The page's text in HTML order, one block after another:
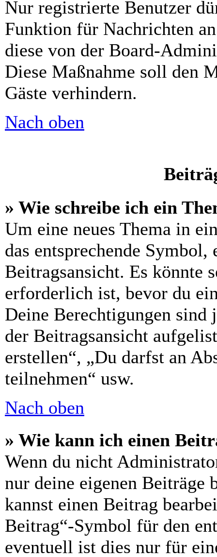
Nur registrierte Benutzer
Funktion für Nachrichten
diese von der Board-
Diese Maßnahme soll den
Gäste verhindern.
Nach oben
» Wie schreibe ich ein
Um eine neues Thema in
das entsprechende
Beitragsansicht. Es könnte
erforderlich ist, bevor du
Deine Berechtigungen sind
der Beitragsansicht
erstellen“, „Du darfst an
teilnehmen“ usw.
Nach oben
» Wie kann ich einen
Wenn du nicht
nur deine eigenen Beiträge
kannst einen Beitrag
Beitrag“-Symbol für den
eventuell ist dies nur für